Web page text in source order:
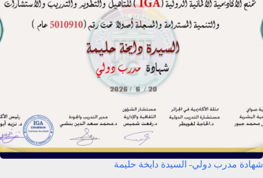
شهادة مدرب دولي- السيدة دايخة حليمة